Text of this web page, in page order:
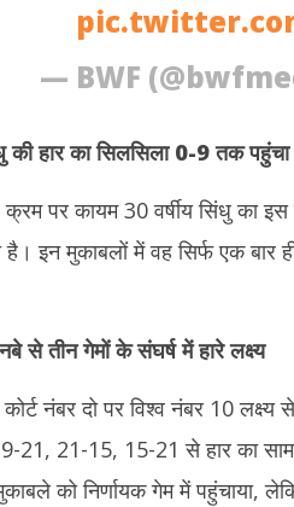
— BWF
हार का सिलसिला 0-9 तक पहुंचा
क्रम पर कायम 30 वर्षीय सिंधु का
है। इन मुकाबलों में वह सिर्फ एक
से तीन गेमों के संघर्ष में हारे लक्ष्य
नंबर दो पर विश्व नंबर 10
21, 21-15, 15-21 से हार का
को निर्णायक गेम में पहुंचाया,